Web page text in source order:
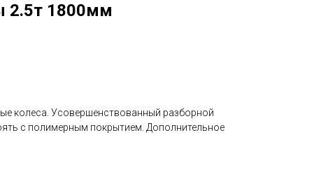
2.5т 1800мм
колеса. Усовершенствованный разборной
с полимерным покрытием. Дополнительное